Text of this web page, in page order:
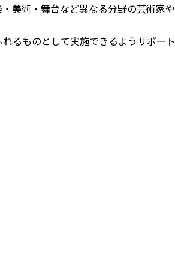
美術・舞台など異なる分野の芸術家や
るものとして実施できるようサポート